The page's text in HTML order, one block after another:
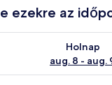
ezekre az
7 - aug. 8
Holnap
aug. 8 - aug.
rendelkezésre